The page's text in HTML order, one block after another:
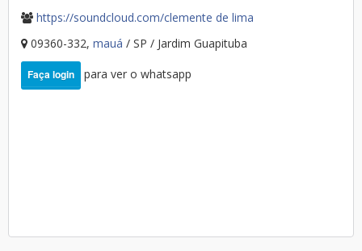
https://soundcloud.com/clemente de lima
09360-332, mauá / SP / Jardim Guapituba
Faça login para ver o whatsapp